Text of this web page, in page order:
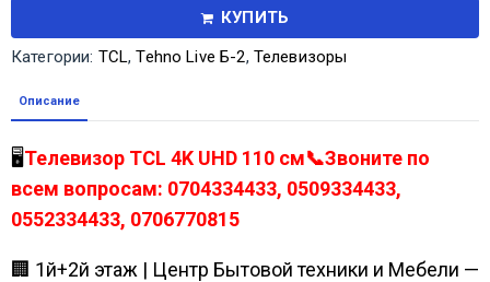
КУПИТЬ
Категории: TCL,Tehno Live Б-2, Телевизоры
Описание
🖥️Телевизор TCL 4K UHD 110 см📞Звоните по
всем вопросам: 0704334433, 0509334433,
0552334433, 0706770815
🏢 1й+2й этаж | Центр Бытовой техники и Мебели —